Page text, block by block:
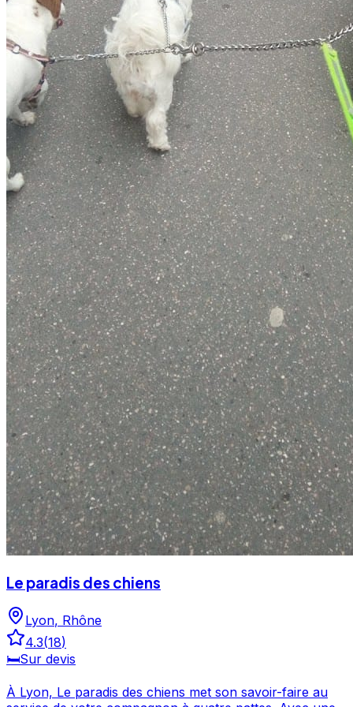
Le paradis des chiens
Lyon, Rhône
4.3(18)
🛏️Sur devis
À Lyon, Le paradis des chiens met son savoir-faire au